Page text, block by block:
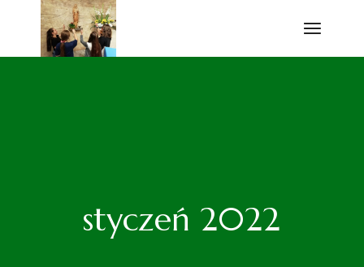
Przejdź
styczeń 2022